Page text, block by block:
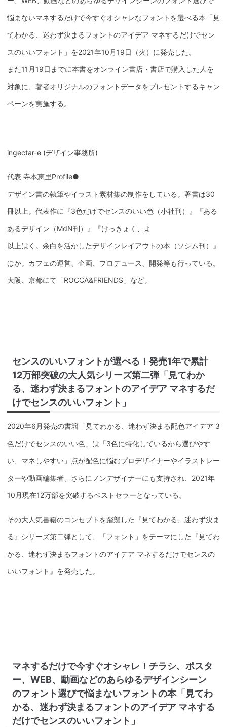
悩まないマネするだけで今すぐオシャレなフォントを選べる本「見
てわかる、迷わず決まるフォントのアイデア マネするだけでセン
スのいいフォント」を2021年10月19日（火）に発売した。
また11月19日までに本書をオンライン書店・書店で購入した人を
対象に、著者オリジナルのフォントデータをプレゼントするキャン
ペーンを実施する。
ingectar-e (デザイン事務所)
代表 寺本恵里Profile●
デザイン書の執筆やイラスト素材集の制作をしている。著書は30
冊以上。代表作に『3色だけでセンスのいい色（小社刊）』『ある
あるデザイン（MdN刊）』『けっきょく、よ
以上はく。余白を活かしたデザインレイアウトの本（ソシム刊）』
ほか。カフェの運営、企画、プロデュース、開発等も行っている。
大阪、京都にて「ROCCA&FRIENDS」など。
センスのいいフォントが選べる！発売1年で累計
12万部突破の大人気シリーズ第二弾「見てわか
る、迷わず決まるフォントのアイデア マネするだ
けでセンスのいいフォント」
2020年6月発売の書籍「見てわかる、迷わず決まる配色アイデア 3
色だけでセンスのいい色」は「3色に特化しているから選びやす
い、マネしやすい」点が配色に悩むプロデザイナーやイラストレー
ターや動画編集者、さらにノンデザイナーにも支持され、2021年
10月現在12万部を突破するベストセラーとなっている。
その大人気書籍のコンセプトを踏襲した『見てわかる、迷わず決ま
る』シリーズ第二弾として、「フォント」をテーマにした『見てわ
かる、迷わず決まるフォントのアイデア マネするだけでセンスの
いいフォント』を発売した。
マネするだけで今すぐオシャレ！チラシ、ポスタ
ー、WEB、動画などのあらゆるデザインシーン
のフォント選びで悩まないフォントの本「見てわ
かる、迷わず決まるフォントのアイデア マネする
だけでセンスのいいフォント」